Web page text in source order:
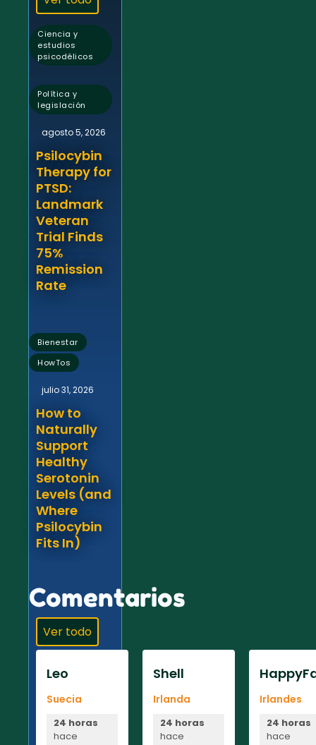
Ciencia y
estudios
psicodélicos
,
Política y
legislación
agosto 5, 2026
Psilocybin
Therapy for
PTSD:
Landmark
Veteran
Trial Finds
75%
Remission
Rate
Bienestar ,
HowTos
julio 31, 2026
How to
Naturally
Support
Healthy
Serotonin
Levels (and
Where
Psilocybin
Fits In)
Comentarios
Ver todo
Leo
Suecia
24 horas
hace
Shell
Irlanda
24 horas
hace
Irlandes
24 horas
hace